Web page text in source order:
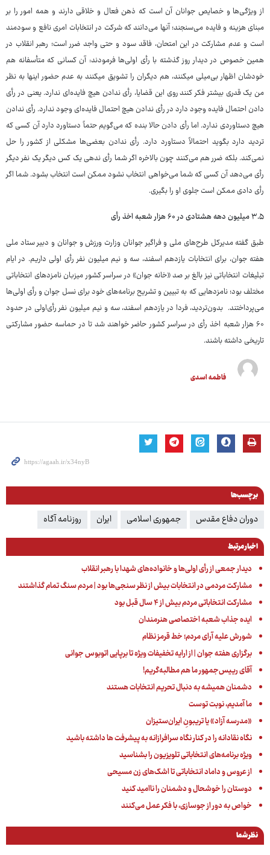
از ویژگی‌ها و خصایص جوانان آن است که ذهن فعال و خلاقی دارند و همه امور را بر
مبنای هزینه و فایده می‌سنجند؛ آنها می‌دانند که شرکت در انتخابات امری نافع و سودمند
است و عدم مشارکت در این امتحان، فاقد سود و حتی واجد ضرر است؛ رهبر انقلاب در
همین خصوص در دیدار روز گذشته با رأی اولی‌ها فرمودند: آن کسانی که متأسفانه هم
خودشان اظهار بی‌میلی میکنند، هم دیگران را تشویق میکنند به عدم حضور اینها به نظر
من یک قدری بیشتر فکر کنند روی این قضایا، رأی‌ ندادن هیچ فایده‌ای ندارد. یعنی در رأی
دادن احتمال فایده وجود دارد در رأی ندادن هیچ احتمال فایده‌ای وجود ندارد. رأی ندادن
هیچ دستاوردی ندارد. اما رأی دادن حالا بنده که می‌گویم حتماً دستاورد دارد آن کسی که
تردید دارد بگوید احتمالاً دستاورد دارد. رأی ندادن بعضی‌ها مشکلی از کشور را حل
نمی‌کند. بلکه ضرر هم می‌کنند چون بالاخره اگر شما رأی ندهی یک کس دیگر یک نفر دیگر
رأی می‌دهد آن کسی که شما می‌خواهی انتخاب نشود ممکن است انتخاب بشود. شما اگر
رأی دادی ممکن است جلوی او را بگیری.
۳.۵ میلیون دهه هشتادی در ۶۰ هزار شعبه اخذ رأی
طبق گفته مدیرکل طرح‌های ملی و فراگیر جوانان وزارت ورزش و جوانان و دبیر ستاد ملی
هفته جوان، برای انتخابات یازدهم اسفند، سه و نیم میلیون نفر رأی اولی داریم. در ایام
تبلیغات انتخاباتی نیز بالغ بر صد «خانه جوان» در سراسر کشور میزبان نامزدهای انتخاباتی
مختلف بود؛ نامزدهایی که به تبیین و تشریح برنامه‌های خود برای نسل جوان و رأی اولی‌ها
می‌پرداختند. بدون‌تردید، فردا در یازدهم اسفند، سه و نیم میلیون نفر رأی‌اولی در حدود
۶۰ هزار شعبه اخذ رأی در سراسر کشور حاضر خواهند شد تا در حماسه حضور مشارکتی
تاریخی داشته باشند.
فاطمه اسدی
برچسب‌ها
دوران دفاع مقدس جمهوری اسلامی ایران روزنامه آگاه
اخبار مرتبط
دیدار جمعی از رأی اولی‌ها و خانواده‌های شهدا با رهبر انقلاب
مشارکت مردمی در انتخابات بیش از نظر سنجی‌ها بود | مردم سنگ تمام گذاشتند
مشارکت انتخاباتی مردم بیش از ۴ سال قبل بود
ایده جذاب شعبه اختصاصی هنرمندان
شورش علیه آرای مردم؛ خط قرمز نظام
برگزاری هفته جوان | از ارایه تخفیفات ویژه تا برپایی اتوبوس جوانی
آقای رییس‌جمهور ما هم مطالبه‌گریم!
دشمنان همیشه به دنبال تحریم انتخابات هستند
ما آمدیم، نوبت توست
«مدرسه آزاد» یا تریبونِ ایران‌ستیزان
نگاه نقادانه را در کنار نگاه سرافرازانه به پیشرفت ها داشته باشید
ویژه برنامه‌های انتخاباتی تلویزیون را بشناسید
از عروس و داماد انتخاباتی تا اشک‌های زن مسیحی
دوستان را خوشحال و دشمنان را ناامید کنید
خواص به دور از جوسازی، با فکر عمل می‌کنند
نظر شما